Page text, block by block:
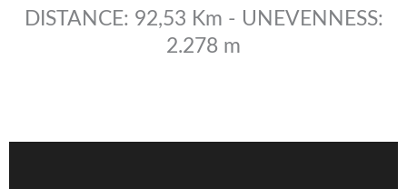
DISTANCE: 92,53 Km - UNEVENNESS:
2.278 m